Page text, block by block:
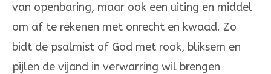
van openbaring, maar ook een uiting en middel
om af te rekenen met onrecht en kwaad. Zo
bidt de psalmist of God met rook, blik­sem en
pijlen de vijand in verwarring wil brengen